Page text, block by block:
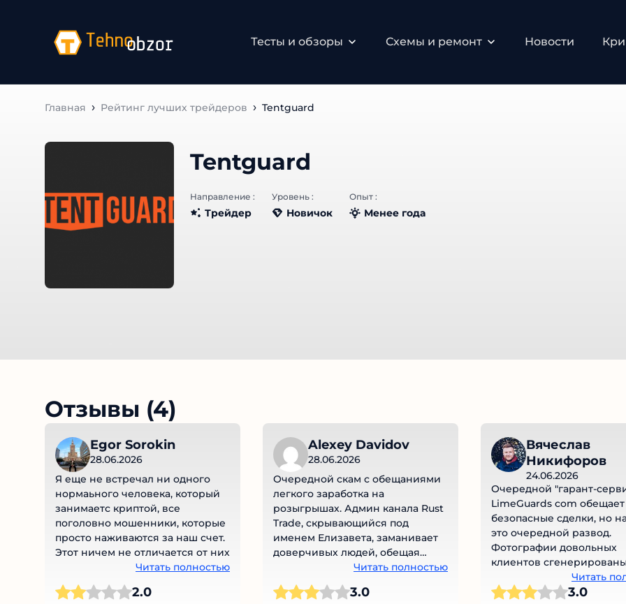
Тесты и обзоры Схемы и ремонт Новости
Главная Рейтинг лучших трейдеров Tentguard
Tentguard
Направление :
Трейдер
Уровень :
Новичок
Опыт :
Менее года
Отзывы (4)
Egor Sorokin
28.06.2026
Я еще не встречал ни одного
нормаьного человека, который
занимаетс криптой, все
поголовно мошенники, которые
просто наживаются за наш счет.
Этот ничем не отличается от них
Читать полностью
2.0
Alexey Davidov
28.06.2026
Очередной скам с обещаниями
легкого заработка на
розыгрышах. Админ канала Rust
Trade, скрывающийся под
именем Елизавета, заманивает
доверчивых людей, обещая
призы, но в итоге просто
выманивает деньги. Никаких
лицензий, подтверждений
Читать полностью
3.0
Вячеслав
Никифоров
24.06.2026
Очередной "гарант-
LimeGuards com обещает
безопасные сделки, но
это очередной развод.
Фотографии довольных
клиентов сгенерированы
нейросетью, а домен
зарегистрирован всего
Читать
3.0